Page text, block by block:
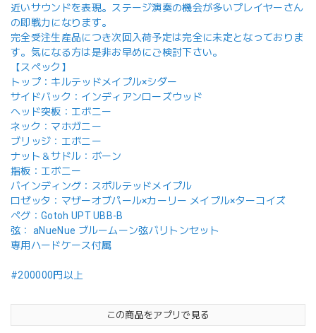
近いサウンドを表現。ステージ演奏の機会が多いプレイヤーさん
の即戦力になります。
完全受注生産品につき次回入荷予定は完全に未定となっておりま
す。気になる方は是非お早めにご検討下さい。
【スペック】
トップ：キルテッドメイプル×シダー
サイドバック：インディアンローズウッド
ヘッド突板：エボニー
ネック：マホガニー
ブリッジ：エボニー
ナット＆サドル：ボーン
指板：エボニー
バインディング：スポルテッドメイプル
ロゼッタ：マザーオブパール×カーリー メイプル×ターコイズ
ペグ：Gotoh UPT UBB-B
弦： aNueNue ブルームーン弦バリトンセット
専用ハードケース付属
#200000円以上
この商品をアプリで見る